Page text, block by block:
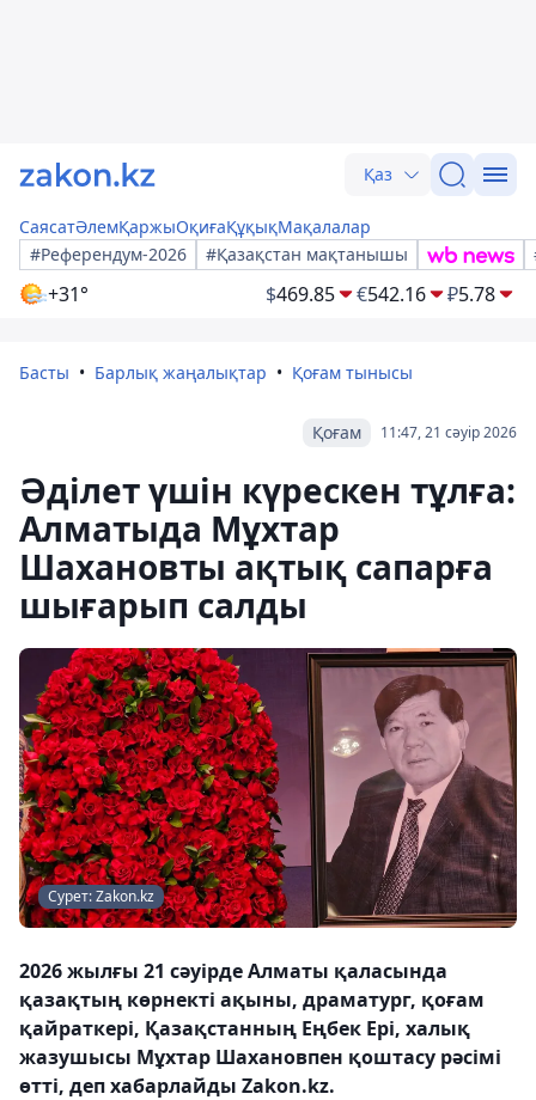
Қаз
СаясатӘлемҚаржыОқиғаҚұқықМақалалар
#Референдум-2026
#Қазақстан мақтанышы
+31° $469.85 €542.16 ₽5.78
Басты Барлық жаңалықтар Қоғам тынысы
11:47, 21 сәуір 2026
Қоғам
Әділет үшін күрескен тұлға:
Алматыда Мұхтар
Шахановты ақтық сапарға
шығарып салды
Сурет: Zakon.kz
2026 жылғы 21 сәуірде Алматы қаласында
қазақтың көрнекті ақыны, драматург, қоғам
қайраткері, Қазақстанның Еңбек Ері, халық
жазушысы Мұхтар Шахановпен қоштасу рәсімі
өтті, деп хабарлайды Zakon.kz.